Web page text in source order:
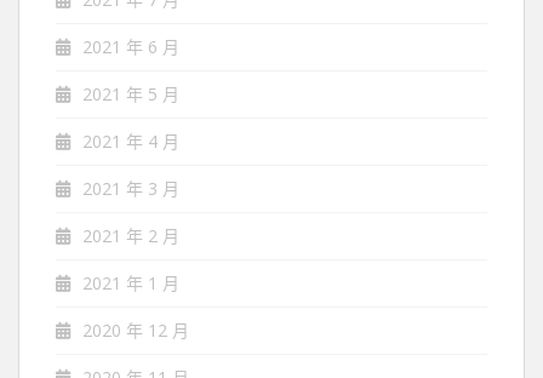
2021 年 6 月
2021 年 5 月
2021 年 4 月
2021 年 3 月
2021 年 2 月
2021 年 1 月
2020 年 12 月